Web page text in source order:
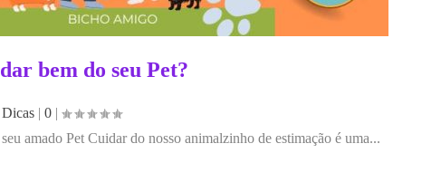
bem do seu Pet?
Dicas| 0 |
amado Pet Cuidar do nosso animalzinho de estimação é uma...